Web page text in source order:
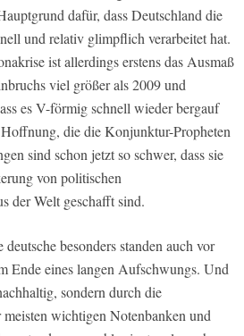
dafür, dass Deutschland die
und relativ glimpflich verarbeitet hat.
ist allerdings erstens das Ausmaß
viel größer als 2009 und
es V-förmig schnell wieder bergauf
die die Konjunktur-Propheten
sind schon jetzt so schwer, dass sie
von politischen
der Welt geschafft sind.
besonders standen auch vor
Ende eines langen Aufschwungs. Und
sondern durch die
wichtigen Notenbanken und